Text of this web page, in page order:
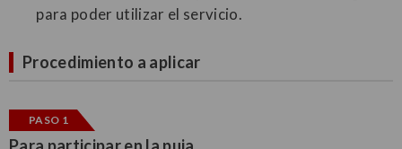
para poder utilizar el servicio.
Procedimiento a aplicar
PASO 1